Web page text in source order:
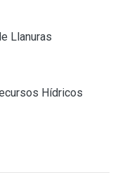
Llanuras
Hídricos